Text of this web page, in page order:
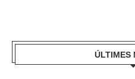
ÚLTIMES